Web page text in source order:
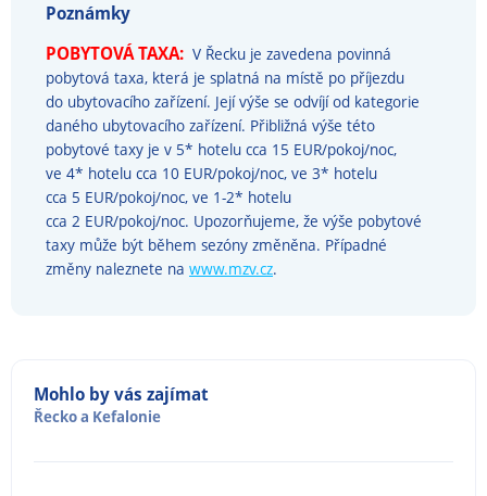
Poznámky
POBYTOVÁ TAXA: V Řecku je zavedena povinná
pobytová taxa, která je splatná na místě po příjezdu
do ubytovacího zařízení. Její výše se odvíjí od kategorie
daného ubytovacího zařízení. Přibližná výše této
pobytové taxy je v 5* hotelu cca 15 EUR/pokoj/noc,
ve 4* hotelu cca 10 EUR/pokoj/noc, ve 3* hotelu
cca 5 EUR/pokoj/noc, ve 1-2* hotelu
cca 2 EUR/pokoj/noc. Upozorňujeme, že výše pobytové
taxy může být během sezóny změněna. Případné
změny naleznete na www.mzv.cz.
Mohlo by vás zajímat
Řeckoa Kefalonie